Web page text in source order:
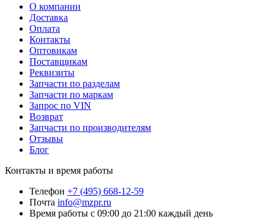
О компании
Доставка
Оплата
Контакты
Оптовикам
Поставщикам
Реквизиты
Запчасти по разделам
Запчасти по маркам
Запрос по VIN
Возврат
Запчасти по производителям
Отзывы
Блог
Контакты и время работы
Телефон +7 (495) 668-12-59
Почта info@mzpr.ru
Время работы с 09:00 до 21:00 каждый день